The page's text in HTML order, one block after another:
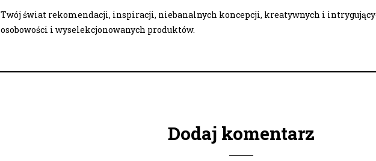
Twój świat rekomendacji, inspiracji, niebanalnych koncepcji, kreatywnych i
osobowości i wyselekcjonowanych produktów.
Dodaj komentarz